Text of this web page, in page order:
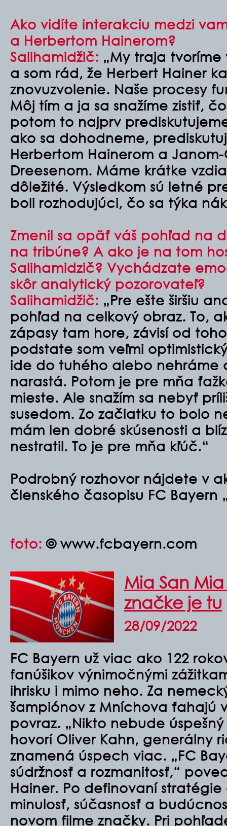
Ako vidíte interakciu medzi
a Herbertom Hainerom?
Salihamidžič: „My traja
a som rád, že Herbert Hainer
znovuzvolenie. Naše procesy
Môj tím a ja sa snažíme zistiť,
potom to najprv
ako sa dohodneme,
Herbertom Hainerom a
Dreesenom. Máme krátke
dôležité. Výsledkom sú letné
boli rozhodujúci, čo sa týka
Zmenil sa opäť váš pohľad na
na tribúne? A ako je na tom
Salihamidzič? Vychádzate
skôr analytický pozorovateľ?
Salihamidžič: „Pre ešte širšiu
pohľad na celkový obraz. To,
zápasy tam hore, závisí od
podstate som veľmi
ide do tuhého alebo nehráme
narastá. Potom je pre mňa
mieste. Ale snažím sa nebyť
susedom. Zo začiatku to bolo
mám len dobré skúsenosti a
nestratil. To je pre mňa kľúč.“
Podrobný rozhovor nájdete v
členského časopisu FC Bayern
foto: © www.fcbayern.com
Mia San
značke je tu
28/09/2022
FC Bayern už viac ako 122
fanúšikov výnimočnými
ihrisku i mimo neho. Za
šampiónov z Mníchova ťahajú
povraz. „Nikto nebude
hovorí Oliver Kahn, generálny
znamená úspech viac. „FC
súdržnosť a rozmanitosť,“
Hainer. Po definovaní
minulosť, súčasnosť a
novom filme značky. Pri